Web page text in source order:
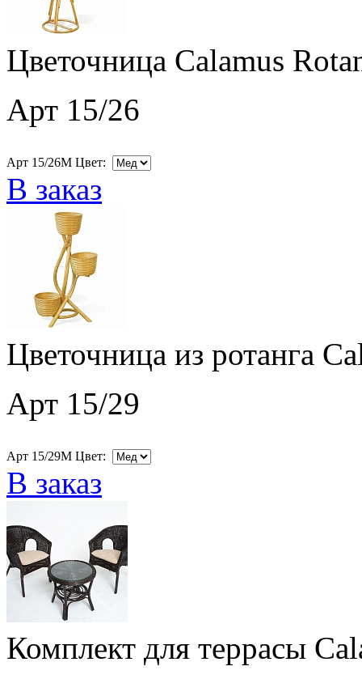
Цветочница Calamus
Арт 15/26
Арт 15/26M Цвет:
В заказ
Цветочница из ротанга
Арт 15/29
Арт 15/29M Цвет:
В заказ
Комплект для террасы